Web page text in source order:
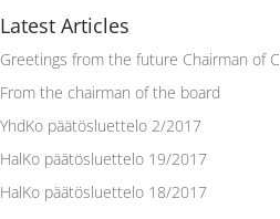
Latest Articles
Greetings from the future Chairman of
From the chairman of the board
YhdKo päätösluettelo 2/2017
HalKo päätösluettelo 19/2017
HalKo päätösluettelo 18/2017